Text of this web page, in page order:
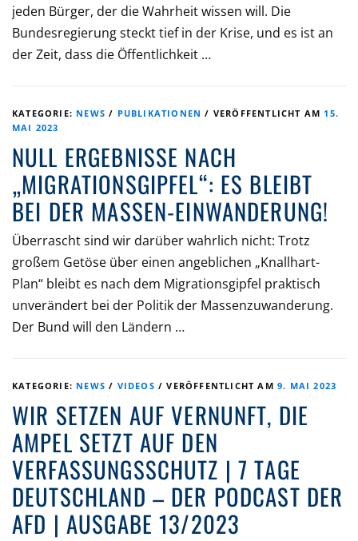
jeden Bürger, der die Wahrheit wissen will. Die
Bundesregierung steckt tief in der Krise, und es ist an
der Zeit, dass die Öffentlichkeit …
KATEGORIE: NEWS / PUBLIKATIONEN / VERÖFFENTLICHT AM 15.
MAI 2023
NULL ERGEBNISSE NACH
„MIGRATIONSGIPFEL“: ES BLEIBT
BEI DER MASSEN-EINWANDERUNG!
Überrascht sind wir darüber wahrlich nicht: Trotz
großem Getöse über einen angeblichen „Knallhart-
Plan“ bleibt es nach dem Migrationsgipfel praktisch
unverändert bei der Politik der Massenzuwanderung.
Der Bund will den Ländern …
KATEGORIE: NEWS / VIDEOS /VERÖFFENTLICHT AM9. MAI 2023
WIR SETZEN AUF VERNUNFT, DIE
AMPEL SETZT AUF DEN
VERFASSUNGSSCHUTZ | 7 TAGE
DEUTSCHLAND – DER PODCAST DER
AFD | AUSGABE 13/2023